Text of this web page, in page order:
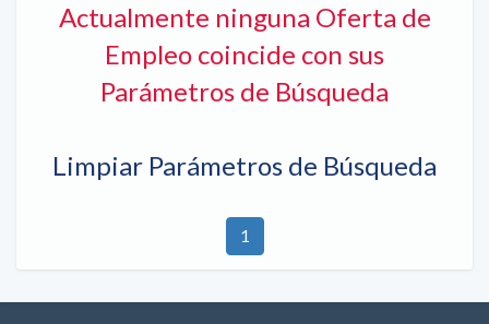
Actualmente ninguna Oferta de
Empleo coincide con sus
Parámetros de Búsqueda
Limpiar Parámetros de Búsqueda
1